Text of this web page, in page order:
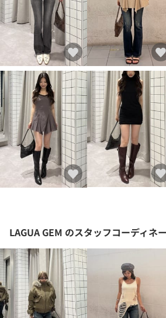
LAGUA GEM のスタッフコーディネ